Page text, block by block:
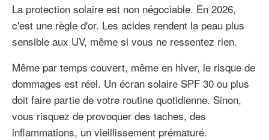
La protection solaire est non négociable. En 2026,
c'est une règle d'or. Les acides rendent la peau plus
sensible aux UV, même si vous ne ressentez rien.
Même par temps couvert, même en hiver, le risque de
dommages est réel. Un écran solaire SPF 30 ou plus
doit faire partie de votre routine quotidienne. Sinon,
vous risquez de provoquer des taches, des
inflammations, un vieillissement prématuré.